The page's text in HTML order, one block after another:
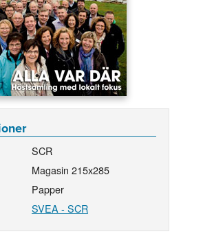
SCR
Magasin 215x285
Papper
SVEA - SCR